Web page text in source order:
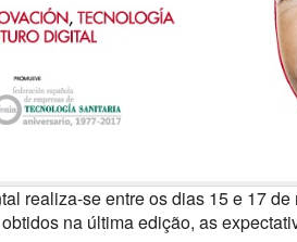
realiza-se entre os dias 15 e 17
na última edição, as